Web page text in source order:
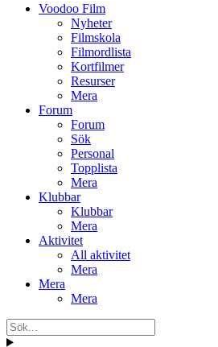
Voodoo Film
Nyheter
Filmskola
Filmordlista
Kortfilmer
Resurser
Mera
Forum
Forum
Sök
Personal
Topplista
Mera
Klubbar
Klubbar
Mera
Aktivitet
All aktivitet
Mera
Mera
Mera